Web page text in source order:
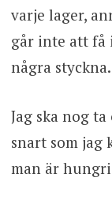
varje lager,
går inte att få
några styckna.
Jag ska nog
snart som jag
man är